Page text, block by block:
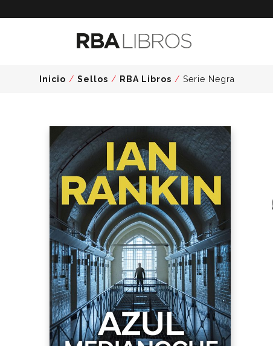
Inicio / Sellos / RBA Libros / Serie Negra